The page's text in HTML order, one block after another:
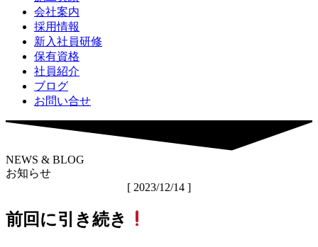
会社案内
採用情報
新入社員研修
保有資格
社員紹介
ブログ
お問い合せ
NEWS & BLOG
お知らせ
[ 2023/12/14 ]
前回に引き続き